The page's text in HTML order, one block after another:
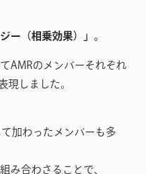
ジー（相乗効果）」。
AMRのメンバーそれぞれ
現しました。
加わったメンバーも多
み合わさることで、